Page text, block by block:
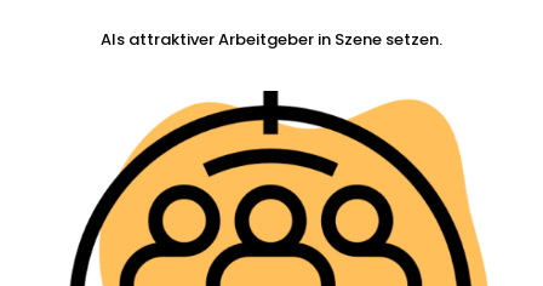
Als attraktiver Arbeitgeber in Szene setzen.